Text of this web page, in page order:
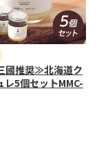
國推奨≫北海道ク
レ5個セットMMC-